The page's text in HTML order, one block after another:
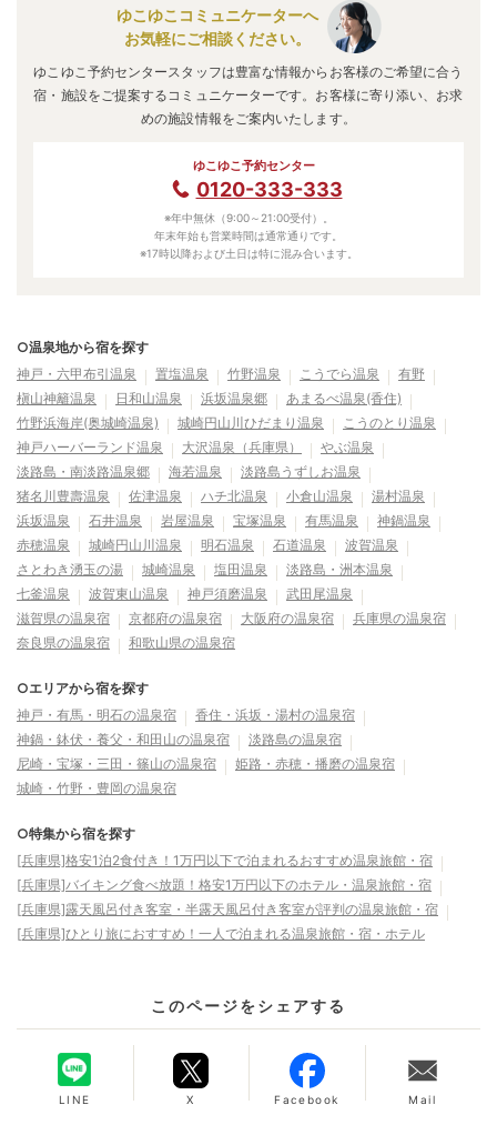
ゆこゆこコミュニケーターへ
お気軽にご相談ください。
ゆこゆこ予約センタースタッフは豊富な情報からお客様のご希望に合う
宿・施設をご提案するコミュニケーターです。お客様に寄り添い、お求
めの施設情報をご案内いたします。
ゆこゆこ予約センター
0120-333-333
※年中無休（9:00～21:00受付）。
年末年始も営業時間は通常通りです。
※17時以降および土日は特に混み合います。
○温泉地から宿を探す
神戸・六甲布引温泉
置塩温泉 竹野温泉 こうでら温泉
有野
槇山神籬温泉
日和山温泉 浜坂温泉郷
あまるべ温泉(香住)
竹野浜海岸(奥城崎温泉)
城崎円山川ひだまり温泉
こうのとり温泉
神戸ハーバーランド温泉
大沢温泉（兵庫県）
やぶ温泉
淡路島・南淡路温泉郷
海若温泉
淡路島うずしお温泉
猪名川豊壽温泉
佐津温泉 ハチ北温泉 小倉山温泉
湯村温泉
浜坂温泉
石井温泉 岩屋温泉 宝塚温泉 有馬温泉
神鍋温泉
赤穂温泉
城崎円山川温泉 明石温泉 石道温泉
波賀温泉
さとわき湧玉の湯
城崎温泉 塩田温泉
淡路島・洲本温泉
七釜温泉
波賀東山温泉 神戸須磨温泉
武田尾温泉
滋賀県の温泉宿
京都府の温泉宿 大阪府の温泉宿
兵庫県の温泉宿
奈良県の温泉宿
和歌山県の温泉宿
○エリアから宿を探す
神戸・有馬・明石の温泉宿
香住・浜坂・湯村の温泉宿
神鍋・鉢伏・養父・和田山の温泉宿
淡路島の温泉宿
尼崎・宝塚・三田・篠山の温泉宿
姫路・赤穂・播磨の温泉宿
城崎・竹野・豊岡の温泉宿
○特集から宿を探す
[兵庫県]格安1泊2食付き！1万円以下で泊まれるおすすめ温泉旅館・宿
[兵庫県]バイキング食べ放題！格安1万円以下のホテル・温泉旅館・宿
[兵庫県]露天風呂付き客室・半露天風呂付き客室が評判の温泉旅館・宿
[兵庫県]ひとり旅におすすめ！一人で泊まれる温泉旅館・宿・ホテル
このページをシェアする
LINE X Facebook Mail